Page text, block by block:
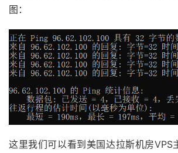
图：
这里我们可以看到美国达拉斯机房VPS